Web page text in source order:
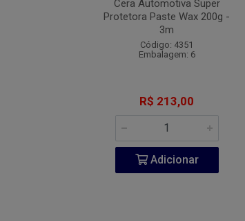
Cera Automotiva Super
Protetora Paste Wax 200g -
3m
Código: 4351
Embalagem: 6
R$ 213,00
Adicionar